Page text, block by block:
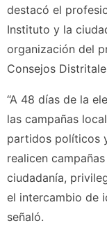
destacó el
Instituto y la
organización del
Consejos
“A 48 días de la
las campañas
partidos políticos
realicen
ciudadanía,
el intercambio de
señaló.